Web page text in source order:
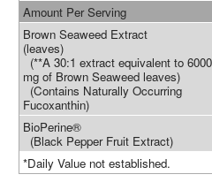
Amount Per Serving
Brown Seaweed Extract
(leaves)
(**A 30:1 extract equivalent to 6000
mg of Brown Seaweed leaves)
(Contains Naturally Occurring
Fucoxanthin)
BioPerine®
(Black Pepper Fruit Extract)
*Daily Value not established.